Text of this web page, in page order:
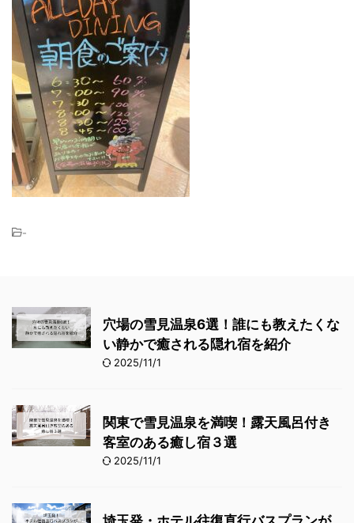
-
穴場の雪見温泉6選！誰にも教えたくな
い静かで癒される隠れ宿を紹介
2025/11/1
関東で雪見温泉を満喫！露天風呂付き
客室のある癒し宿３選
2025/11/1